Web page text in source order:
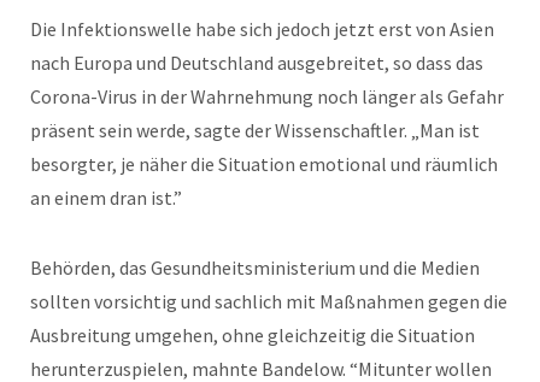
Die Infektionswelle habe sich jedoch jetzt erst von Asien
nach Europa und Deutschland ausgebreitet, so dass das
Corona-Virus in der Wahrnehmung noch länger als Gefahr
präsent sein werde, sagte der Wissenschaftler. „Man ist
besorgter, je näher die Situation emotional und räumlich
an einem dran ist.”
Behörden, das Gesundheitsministerium und die Medien
sollten vorsichtig und sachlich mit Maßnahmen gegen die
Ausbreitung umgehen, ohne gleichzeitig die Situation
herunterzuspielen, mahnte Bandelow. “Mitunter wollen